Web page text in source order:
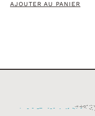
AJOUTER AU PANIER